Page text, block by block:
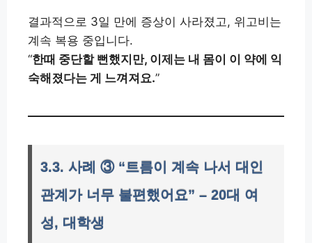
결과적으로 3일 만에 증상이 사라졌고, 위고비는
계속 복용 중입니다.
“한때 중단할 뻔했지만, 이제는 내 몸이 이 약에 익
숙해졌다는 게 느껴져요.”
3.3. 사례 ③ “트름이 계속 나서 대인
관계가 너무 불편했어요” – 20대 여
성, 대학생